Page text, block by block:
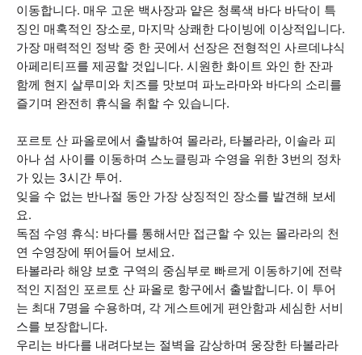
이동합니다. 매우 고운 백사장과 얕은 청록색 바다 바닥이 특
징인 매혹적인 장소로, 마지막 상쾌한 다이빙에 이상적입니다.
가장 매력적인 정박 중 한 곳에서 선장은 전형적인 사르데냐식
아페리티프를 제공할 것입니다. 시원한 화이트 와인 한 잔과
함께 현지 살루미와 치즈를 맛보며 파노라마와 바다의 소리를
즐기며 완전히 휴식을 취할 수 있습니다.
포르토 산 파올로에서 출발하여 몰라라, 타볼라라, 이솔라 피
아나 섬 사이를 이동하며 스노클링과 수영을 위한 3번의 정차
가 있는 3시간 투어.
잊을 수 없는 반나절 동안 가장 상징적인 장소를 발견해 보세
요.
독점 수영 휴식: 바다를 통해서만 접근할 수 있는 몰라라의 천
연 수영장에 뛰어들어 보세요.
타볼라라 해양 보호 구역의 중심부로 빠르게 이동하기에 전략
적인 지점인 포르토 산 파올로 항구에서 출발합니다. 이 투어
는 최대 7명을 수용하며, 각 게스트에게 편안함과 세심한 서비
스를 보장합니다.
우리는 바다를 내려다보는 절벽을 감상하며 웅장한 타볼라라